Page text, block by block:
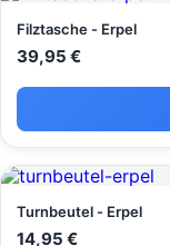
Filztasche - Erpel
39,95 €
Turnbeutel - Erpel
14,95 €